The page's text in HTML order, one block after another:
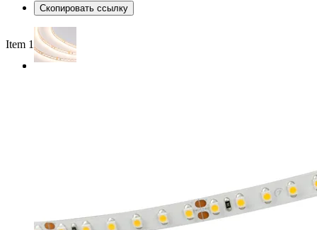
Скопировать ссылку
Item 1 of 2